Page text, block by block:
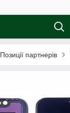
Позиції партнерів